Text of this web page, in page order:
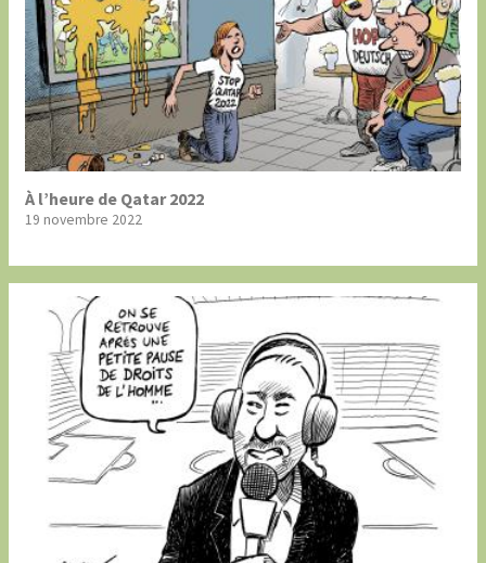
À l’heure de Qatar 2022
19 novembre 2022